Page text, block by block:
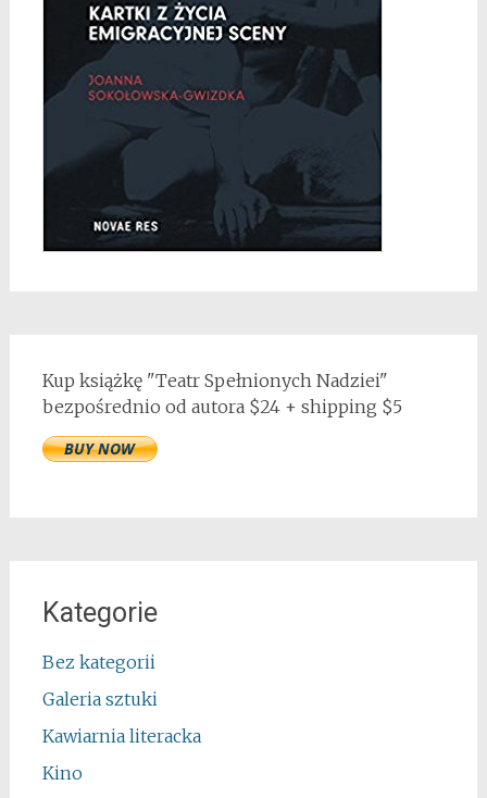
Kup książkę "Teatr Spełnionych Nadziei"
bezpośrednio od autora $24 + shipping $5
Kategorie
Bez kategorii
Galeria sztuki
Kawiarnia literacka
Kino